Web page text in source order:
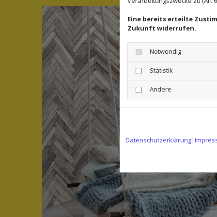
Eine bereits erteilte
Zukunft widerrufen.
Notwendig
Statistik
Andere
Datenschutzerklärung|